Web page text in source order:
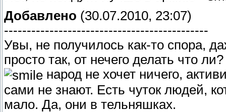
Добавлено (30.07.2010, 23:07)
---------------------------------------------
Увы, не получилось как-то спора,
просто так, от нечего делать что
народ не хочет ничего,
сами не знают. Есть чуток людей,
мало. Да, они в тельняшках.